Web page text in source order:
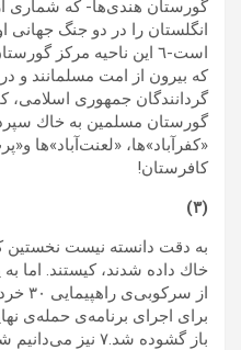
گورستان هندى‌ها- كه شمارى
انگلستان را در دو جنگ جهانى
است-٦ این ناحیه مرکز
که بيرون از امت مسلمانند و
گردانندگان جمهورى
گورستان مسلمين به خاك
«كفرآباد»‌ها، «لعنت‌آباد»‌ها
كافرستان!
(٣)
به دقت دانسته نيست نخستين
خاك داده شدند، كيستند. اما
براى اجرای برنامه‌ى حمله‌ى
باز گشوده شد.۷